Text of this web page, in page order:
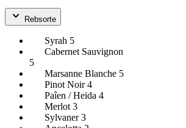
Rebsorte
Syrah 5
Cabernet Sauvignon
5
Marsanne Blanche 5
Pinot Noir4
Paîen / Heida 4
Merlot 3
Sylvaner3